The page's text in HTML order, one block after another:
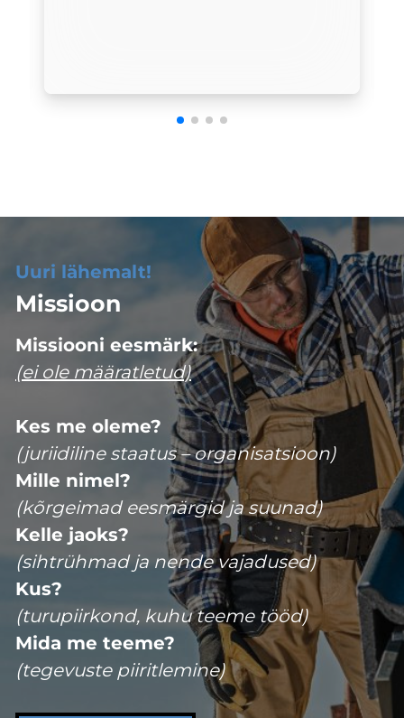
Uuri lähemalt!
Missioon
Missiooni eesmärk:
(ei ole määratletud)
Kes me oleme?
(juriidiline staatus – organisatsioon)
Mille nimel?
(kõrgeimad eesmärgid ja suunad)
Kelle jaoks?
(sihtrühmad ja nende vajadused)
Kus?
(turupiirkond, kuhu teeme tööd)
Mida me teeme?
(tegevuste piiritlemine)